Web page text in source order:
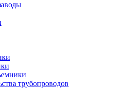
трубопроводов